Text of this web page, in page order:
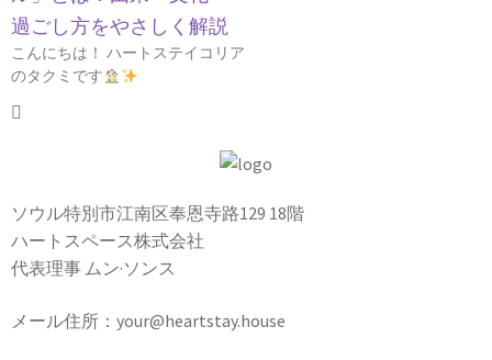
過ごし方をやさしく解説
こんにちは！ ハートステイコリア
のタクミです
ソウル特別市江南区奉恩寺路129 18階
ハートスペース株式会社
代表理事 ムン·ソンス
メール住所：your@heartstay.house